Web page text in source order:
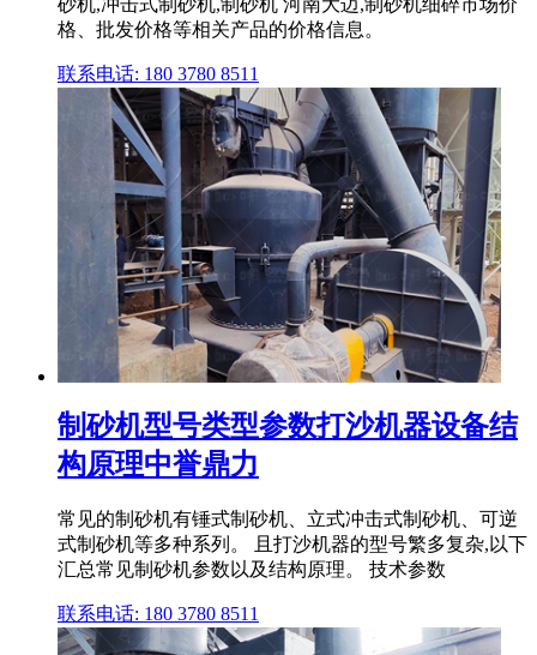
砂机,冲击式制砂机,制砂机 河南大迈,制砂机细碎市场价
格、批发价格等相关产品的价格信息。
联系电话: 180 3780 8511
制砂机型号类型参数打沙机器设备结
构原理中誉鼎力
常见的制砂机有锤式制砂机、立式冲击式制砂机、可逆
式制砂机等多种系列。 且打沙机器的型号繁多复杂,以下
汇总常见制砂机参数以及结构原理。 技术参数
联系电话: 180 3780 8511